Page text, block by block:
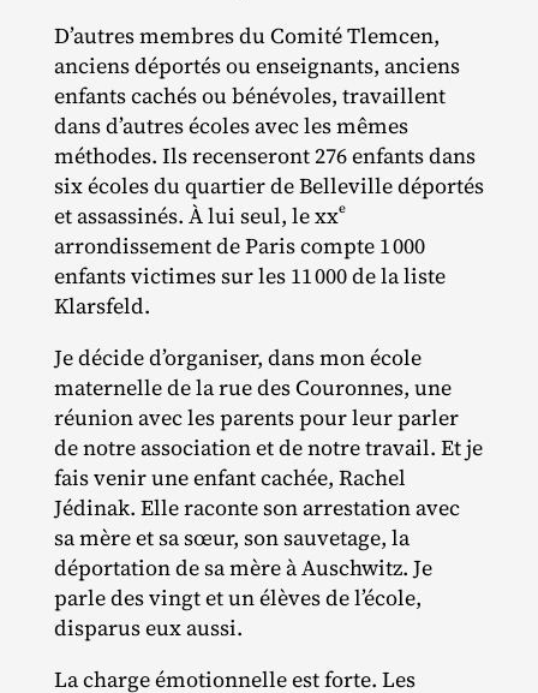
D’autres membres du Comité Tlemcen,
anciens déportés ou enseignants, anciens
enfants cachés ou bénévoles, travaillent
dans d’autres écoles avec les mêmes
méthodes. Ils recenseront 276 enfants dans
six écoles du quartier de Belleville déportés
et assassinés. À lui seul, le xxe
arrondissement de Paris compte 1 000
enfants victimes sur les 11 000 de la liste
Klarsfeld.
Je décide d’organiser, dans mon école
maternelle de la rue des Couronnes, une
réunion avec les parents pour leur parler
de notre association et de notre travail. Et je
fais venir une enfant cachée, Rachel
Jédinak. Elle raconte son arrestation avec
sa mère et sa sœur, son sauvetage, la
déportation de sa mère à Auschwitz. Je
parle des vingt et un élèves de l’école,
disparus eux aussi.
La charge émotionnelle est forte. Les